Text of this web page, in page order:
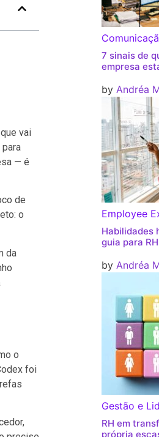
vai
— é
de
o
da
o
foi
7 sinais de
empresa
by Andréa
Employee
Habilidades
guia para
by Andréa
Gestão e
RH em
própria